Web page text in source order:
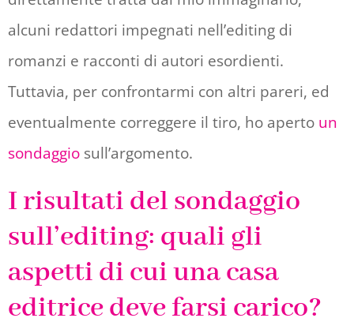
alcuni redattori impegnati nell’editing di
romanzi e racconti di autori esordienti.
Tuttavia, per confrontarmi con altri pareri, ed
eventualmente correggere il tiro, ho aperto un
sondaggio sull’argomento.
I risultati del sondaggio
sull’editing: quali gli
aspetti di cui una casa
editrice deve farsi carico?